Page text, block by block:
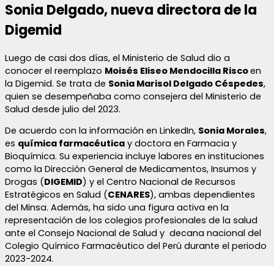
Sonia Delgado, nueva directora de la
Digemid
Luego de casi dos días, el Ministerio de Salud dio a
conocer el reemplazo Moisés Eliseo Mendocilla Riscoen
la Digemid. Se trata de Sonia Marisol Delgado Céspedes,
quien se desempeñaba como consejera del Ministerio de
Salud desde julio del 2023.
De acuerdo con la información en LinkedIn, Sonia Morales,
es química farmacéutica y doctora en Farmacia y
Bioquímica. Su experiencia incluye labores en instituciones
como la Dirección General de Medicamentos, Insumos y
Drogas (DIGEMID) y el Centro Nacional de Recursos
Estratégicos en Salud (CENARES), ambas dependientes
del Minsa. Además, ha sido una figura activa en la
representación de los colegios profesionales de la salud
ante el Consejo Nacional de Salud y decana nacional del
Colegio Químico Farmacéutico del Perú durante el periodo
2023-2024.